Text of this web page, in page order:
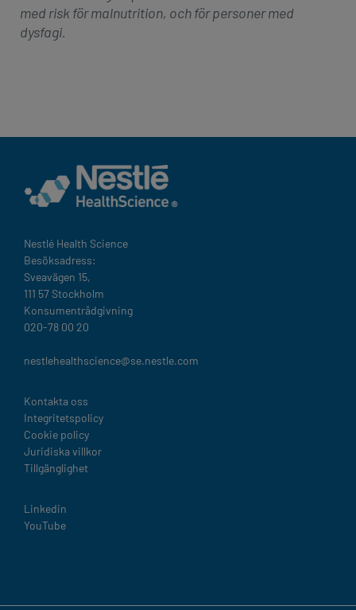
med risk för malnutrition, och för personer med
dysfagi.
Nestlé Health Science​
Besöksadress:
Sveavägen 15,
111 57 Stockholm
Konsumentrådgivning
020-78 00 20
nestlehealthscience@se.nestle.com​
Legal
Kontakta oss
Integritetspolicy
Cookie policy
Juridiska villkor
Tillgänglighet
Linkedin
YouTube